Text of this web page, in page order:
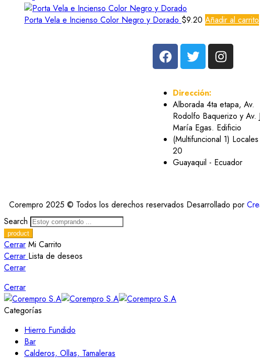
Porta Vela e Incienso Color Negro y Dorado $9.20 Añadir al carrito
Dirección:
Alborada 4ta etapa, Av.
Rodolfo Baquerizo y Av.
María Egas. Edificio
(Multifuncional 1)
20
Guayaquil - Ecuador
Corempro 2025 © Todos los derechos reservados Desarrollado por
Search
Cerrar Mi Carrito
Cerrar Lista de deseos
Cerrar
Cerrar
Categorías
Hierro Fundido
Bar
Calderos, Ollas, Tamaleras